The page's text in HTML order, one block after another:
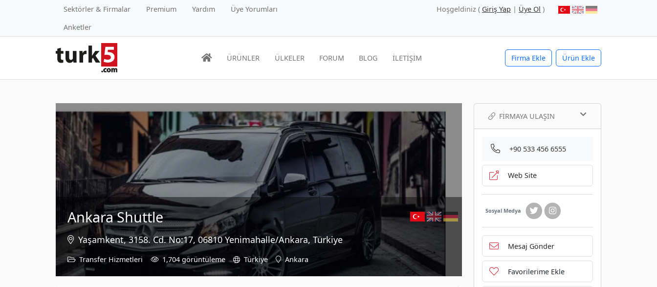
Sektörler & Firmalar Premium Yardım
Üye Yorumları
Anketler
Hoşgeldiniz ( Giriş Yap | Üye Ol )
Firma Ekle Ürün Ekle
ÜRÜNLER ÜLKELER FORUM BLOG İLETİŞİM
Ankara Shuttle
Yaşamkent, 3158. Cd. No:17, 06810 Yenimahalle/Ankara, Türkiye
Transfer Hizmetleri 1,704 görüntüleme Türkiye Ankara
FIRMAYA ULAŞIN
+90 533 456 6555
Web Site
Sosyal Medya
Mesaj Gönder
Favorilerime Ekle